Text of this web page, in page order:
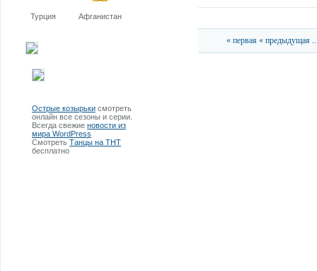
Турция Афганистан
Острые козырьки смотреть
онлайн все сезоны и серии.
Всегда свежие новости из
мира WordPress
Смотреть Танцы на ТНТ
бесплатно
« первая « предыдущая